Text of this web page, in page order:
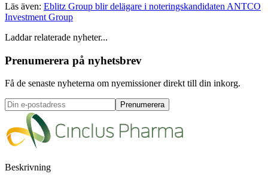
Läs även: Eblitz Group blir delägare i noteringskandidaten ANTCO
Investment Group
Laddar relaterade nyheter...
Prenumerera på nyhetsbrev
Få de senaste nyheterna om nyemissioner direkt till din inkorg.
Prenumerera
Beskrivning